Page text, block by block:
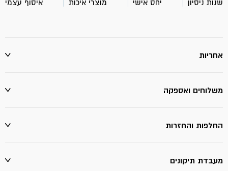
ליטר
שנות ניסיון יחס אישי מוצרי איכות איסוף עצמי
אחריות
משלוחים ואספקה
החלפות והחזרות
מעבדת תיקונים